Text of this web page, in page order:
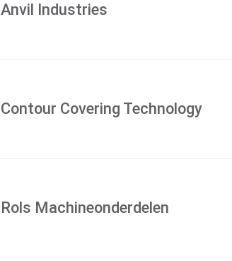
Anvil Industries
Contour Covering Technology
Rols Machineonderdelen